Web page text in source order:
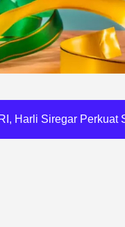
Pilkades Jejalen
Tirta Patriot Minta
Pemkot Bekasi
Harli Siregar Perkuat
Korupsi dan